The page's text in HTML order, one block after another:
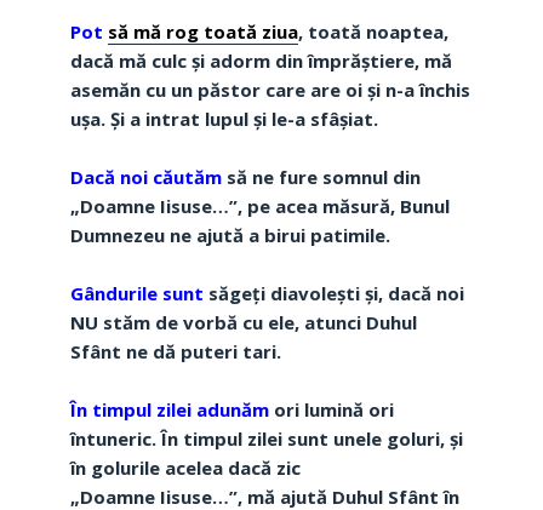
Pot să mă rog toată ziua, toată noaptea,
dacă mă culc şi adorm din împrăştiere, mă
asemăn cu un păstor care are oi şi n-a închis
uşa. Şi a intrat lupul şi le-a sfâşiat.
Dacă noi căutăm să ne fure somnul din
„Doamne Iisuse…”, pe acea măsură, Bunul
Dumnezeu ne ajută a birui patimile.
Gândurile sunt săgeţi diavoleşti şi, dacă noi
NU stăm de vorbă cu ele, atunci Duhul
Sfânt ne dă puteri tari.
În timpul zilei adunăm ori lumină ori
întuneric. În timpul zilei sunt unele goluri, şi
în golurile acelea dacă zic
„Doamne Iisuse…”, mă ajută Duhul Sfânt în